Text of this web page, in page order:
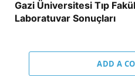
Gazi Üniversitesi Tıp
Laboratuvar Sonuçları
ADD A